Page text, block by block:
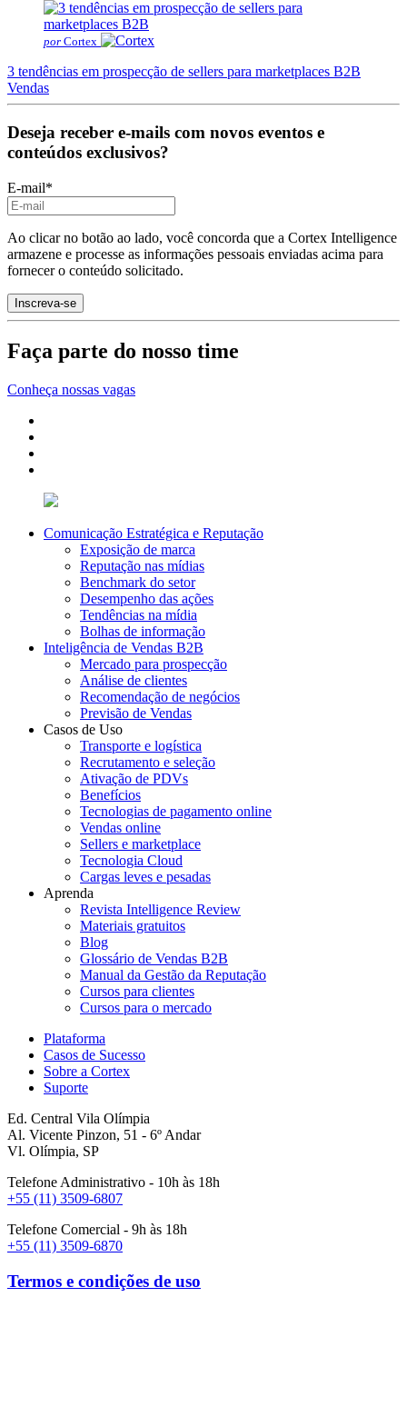
por Cortex
3 tendências em prospecção de sellers para marketplaces B2B
Vendas
Deseja receber e-mails com novos eventos e
conteúdos exclusivos?
E-mail*
Ao clicar no botão ao lado, você concorda que a Cortex Intelligence
armazene e processe as informações pessoais enviadas acima para
fornecer o conteúdo solicitado.
Faça parte do nosso time
Conheça nossas vagas
Comunicação Estratégica e Reputação
Exposição de marca
Reputação nas mídias
Benchmark do setor
Desempenho das ações
Tendências na mídia
Bolhas de informação
Inteligência de Vendas B2B
Mercado para prospecção
Análise de clientes
Recomendação de negócios
Previsão de Vendas
Casos de Uso
Transporte e logística
Recrutamento e seleção
Ativação de PDVs
Benefícios
Tecnologias de pagamento online
Vendas online
Sellers e marketplace
Tecnologia Cloud
Cargas leves e pesadas
Aprenda
Revista Intelligence Review
Materiais gratuitos
Blog
Glossário de Vendas B2B
Manual da Gestão da Reputação
Cursos para clientes
Cursos para o mercado
Plataforma
Casos de Sucesso
Sobre a Cortex
Suporte
Ed. Central Vila Olímpia
Al. Vicente Pinzon, 51 - 6º Andar
Vl. Olímpia, SP
Telefone Administrativo - 10h às 18h
+55 (11) 3509-6807
Telefone Comercial - 9h às 18h
+55 (11) 3509-6870
Termos e condições de uso